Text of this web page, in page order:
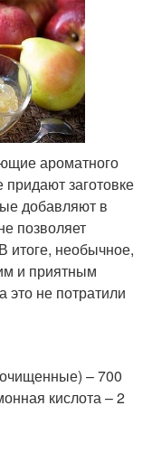
ароматного
заготовке
добавляют в
позволяет
итоге, необычное,
и приятным
это не потратили
– 700
кислота – 2